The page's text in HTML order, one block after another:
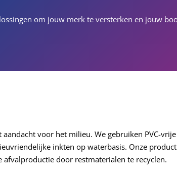
om jouw merk te versterken en jouw
voor het milieu. We gebruiken PVC-
inkten op waterbasis. Onze
door restmaterialen te recyclen.​